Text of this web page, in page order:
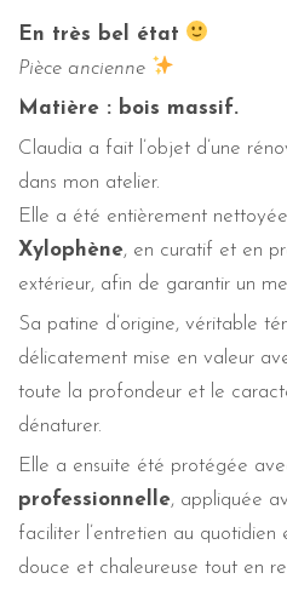
En très bel état
Pièce ancienne
Matière : bois massif.
Claudia a fait l’objet d’une
dans mon atelier.
Elle a été entièrement
Xylophène, en curatif et en
extérieur, afin de garantir un
Sa patine d’origine, véritable
délicatement mise en valeur
toute la profondeur et le
dénaturer.
Elle a ensuite été protégée
professionnelle, appliquée
faciliter l’entretien au
douce et chaleureuse tout en